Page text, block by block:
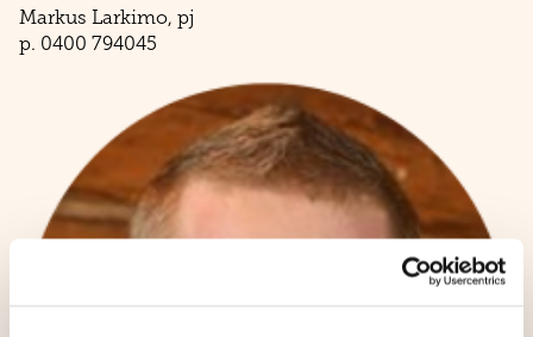
Markus Larkimo, pj
p. 0400 794045